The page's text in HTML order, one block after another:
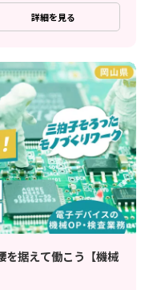
詳細を見る
を据えて働こう【機械